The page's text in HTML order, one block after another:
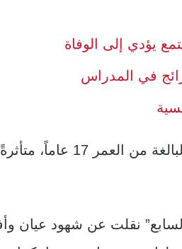
يؤدي إلى الوفاة
رائج في المدراس
رودينا أسامة،
نقلت عن شهود عيان